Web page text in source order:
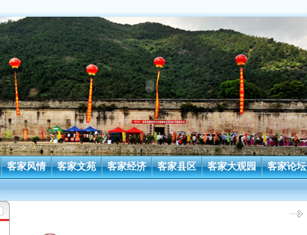
客家风情 客家文苑 客家经济 客家县区 客家大观园 客家论坛